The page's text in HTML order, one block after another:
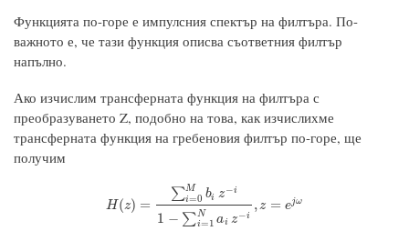
Функцията по-горе е импулсния спектър на филтъра. По-
важното е, че тази функция описва съответния филтър
напълно.
Ако изчислим трансферната функция на филтъра с
преобразуването Z, подобно на това, как изчислихме
трансферната функция на гребеновия филтър по-горе, ще
получим
H(z) =
∑M
i=0 bi z−i
1 − ∑ N
i=1 ai z−i
,z = ejω
H(z)= ∑i =0Mbiz−i1−∑i=1Nai z−i ,z=e